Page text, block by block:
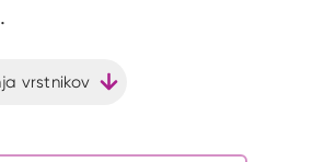
vrstnikov